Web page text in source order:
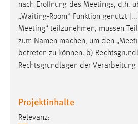
nach Eröffnung des Meetings, d.h.
„Waiting-Room“ Funktion genutzt
Meeting“ teilzunehmen, müssen
zum Namen machen, um den „
betreten zu können. b)
Rechtsgrundlagen der
Projektinhalte
Relevanz:
YouTube
Vimeo